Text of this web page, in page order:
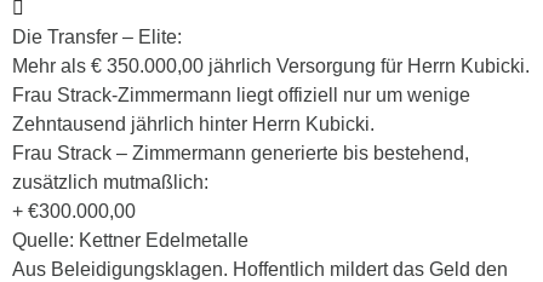
Die Transfer – Elite:
Mehr als € 350.000,00 jährlich Versorgung für Herrn Kubicki.
Frau Strack-Zimmermann liegt offiziell nur um wenige
Zehntausend jährlich hinter Herrn Kubicki.
Frau Strack – Zimmermann generierte bis bestehend,
zusätzlich mutmaßlich:
+ €300.000,00
Quelle: Kettner Edelmetalle
Aus Beleidigungsklagen. Hoffentlich mildert das Geld den